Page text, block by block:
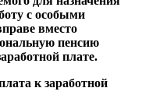
с особыми
вместо
пенсию
плате.